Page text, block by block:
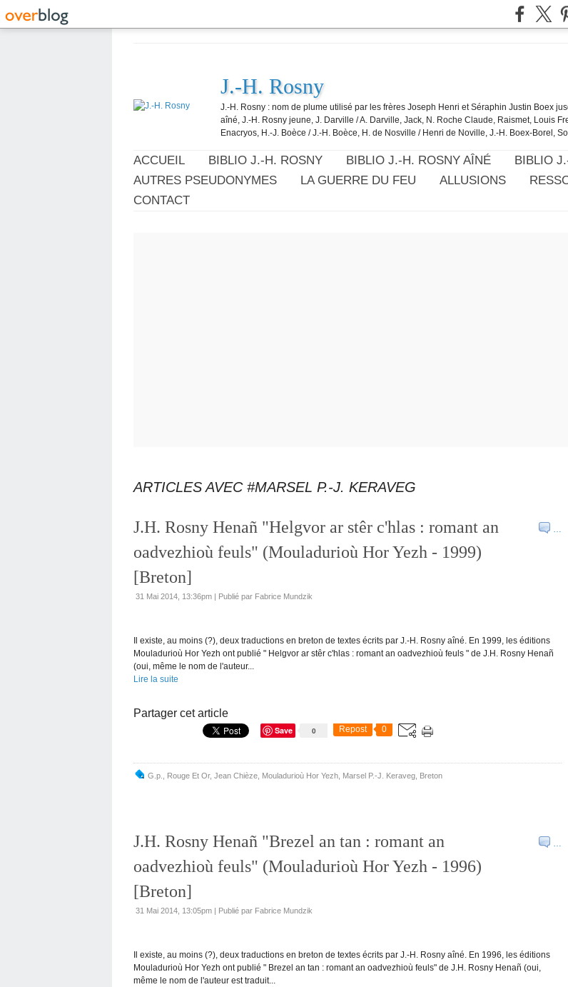
J.-H. Rosny
J.-H. Rosny : nom de plume utilisé par les frères Joseph Henri et Séraphin Justin Boex
aîné, J.-H. Rosny jeune, J. Darville / A. Darville, Jack, N. Roche Claude, Raismet, Louis
Enacryos, H.-J. Boèce / J.-H. Boèce, H. de Nosville / Henri de Noville, J.-H. Boex-Borel,
ACCUEIL BIBLIO J.-H. ROSNY BIBLIO J.-H. ROSNY AÎNÉ
BIBLIO
AUTRES PSEUDONYMES
LA GUERRE DU FEU ALLUSIONS
CONTACT
ARTICLES AVEC #MARSEL P.-J. KERAVEG
…
J.H. Rosny Henañ "Helgvor ar stêr c'hlas : romant an
oadvezhioù feuls" (Mouladurioù Hor Yezh - 1999)
[Breton]
31 Mai 2014, 13:36pm | Publié par Fabrice Mundzik
Il existe, au moins (?), deux traductions en breton de textes écrits par J.-H. Rosny aîné. En 1999, les éditions
Mouladurioù Hor Yezh ont publié " Helgvor ar stêr c'hlas : romant an oadvezhioù feuls " de J.H. Rosny Henañ
(oui, même le nom de l'auteur...
Lire la suite
Partager cet article
0
Save Repost 0
G.p. Rouge Et Or, Jean Chièze Mouladurioù Hor Yezh Marsel P.-J. Keraveg Breton
…
J.H. Rosny Henañ "Brezel an tan : romant an
oadvezhioù feuls" (Mouladurioù Hor Yezh - 1996)
[Breton]
31 Mai 2014, 13:05pm | Publié par Fabrice Mundzik
Il existe, au moins (?), deux traductions en breton de textes écrits par J.-H. Rosny aîné. En 1996, les éditions
Mouladurioù Hor Yezh ont publié " Brezel an tan : romant an oadvezhioù feuls" de J.H. Rosny Henañ (oui,
même le nom de l'auteur est traduit...